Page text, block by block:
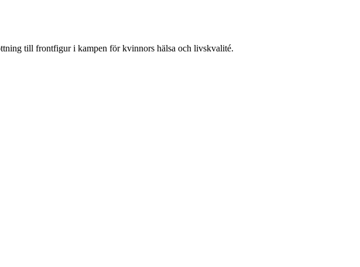
till frontfigur i kampen för kvinnors hälsa och livskvalité.